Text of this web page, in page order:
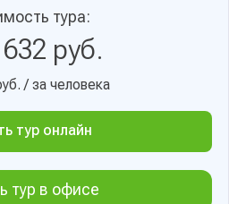
тура:
руб.
/ за человека
тур онлайн
тур в офисе